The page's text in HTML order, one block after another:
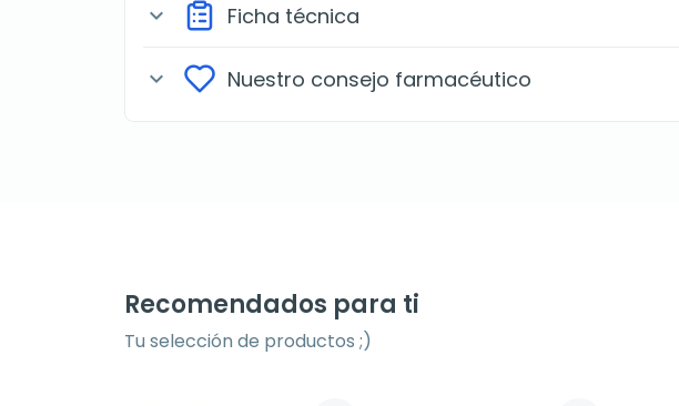
expand_more Ficha técnica
expand_more Nuestro consejo farmacéutico
Recomendados para ti
Tu selección de productos ;)